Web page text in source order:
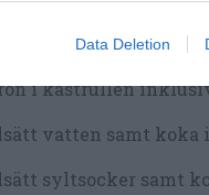
Data Deletion
i kastrullen
vatten samt koka i
syltsocker samt